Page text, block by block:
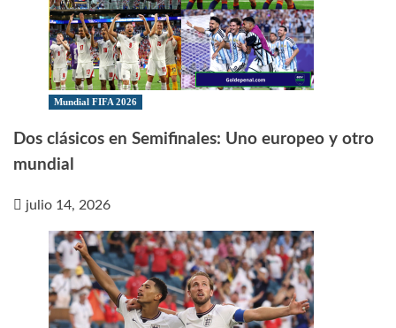
Mundial FIFA 2026
Dos clásicos en Semifinales: Uno europeo y otro
mundial
julio 14, 2026